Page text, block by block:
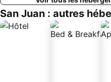
San Juan : autres